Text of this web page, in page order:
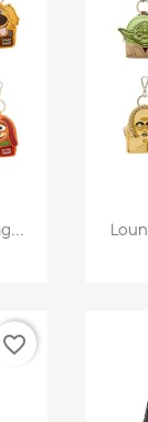
favorite_border